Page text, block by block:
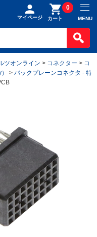
マイページ カート
0
MENU
ツオンライン > コネクター > コ
> バックプレーンコネクタ - 特